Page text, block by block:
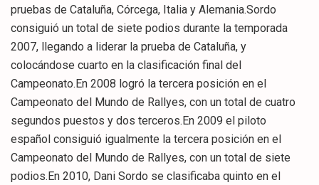
pruebas de Cataluña, Córcega, Italia y Alemania.Sordo
consiguió un total de siete podios durante la temporada
2007, llegando a liderar la prueba de Cataluña, y
colocándose cuarto en la clasificación final del
Campeonato.En 2008 logró la tercera posición en el
Campeonato del Mundo de Rallyes, con un total de cuatro
segundos puestos y dos terceros.En 2009 el piloto
español consiguió igualmente la tercera posición en el
Campeonato del Mundo de Rallyes, con un total de siete
podios.En 2010, Dani Sordo se clasificaba quinto en el